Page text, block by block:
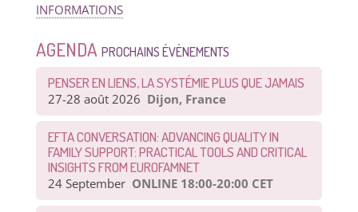
INFORMATIONS
AGENDA PROCHAINS ÉVÈNEMENTS
PENSER EN LIENS, LA SYSTÉMIE PLUS QUE JAMAIS
27-28 août 2026 Dijon, France
EFTA CONVERSATION: ADVANCING QUALITY IN
FAMILY SUPPORT: PRACTICAL TOOLS AND CRITICAL
INSIGHTS FROM EUROFAMNET
24 September ONLINE 18:00-20:00 CET